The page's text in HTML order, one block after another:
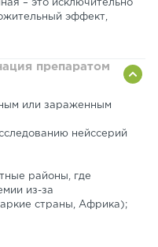
– это исключительно
эффект,
препаратом
или зараженным
нейссерий
районы, где
из-за
страны, Африка);